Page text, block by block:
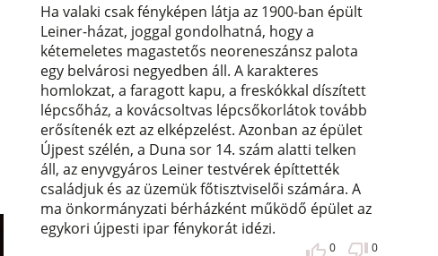
Ha valaki csak fényképen látja az 1900-ban épült
Leiner-házat, joggal gondolhatná, hogy a
kétemeletes magastetős neoreneszánsz palota
egy belvárosi negyedben áll. A karakteres
homlokzat, a faragott kapu, a freskókkal díszített
lépcsőház, a kovácsoltvas lépcsőkorlátok tovább
erősítenék ezt az elképzelést. Azonban az épület
Újpest szélén, a Duna sor 14. szám alatti telken
áll, az enyvgyáros Leiner testvérek építtették
családjuk és az üzemük főtisztviselői számára. A
ma önkormányzati bérházként működő épület az
egykori újpesti ipar fénykorát idézi.
0 0